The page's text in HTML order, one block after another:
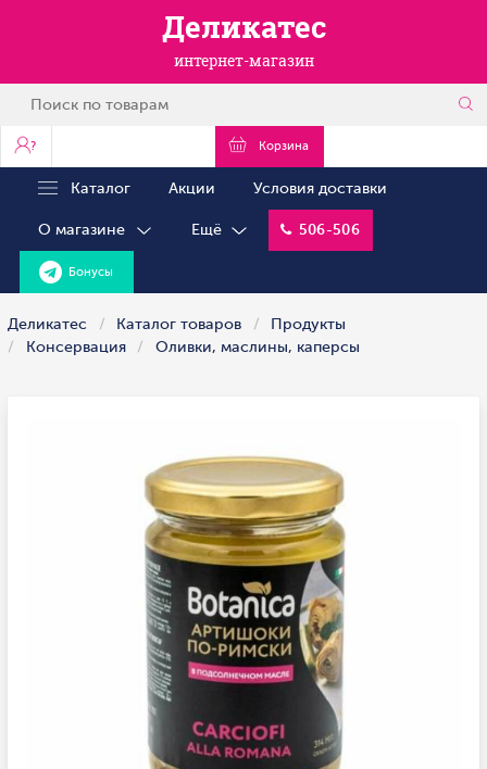
Деликатес
интернет-магазин
? Корзина
Каталог Акции Условия доставки
О магазине Ещё 506-506
Бонусы
Деликатес Каталог товаров
Продукты
Консервация
Оливки, маслины, каперсы